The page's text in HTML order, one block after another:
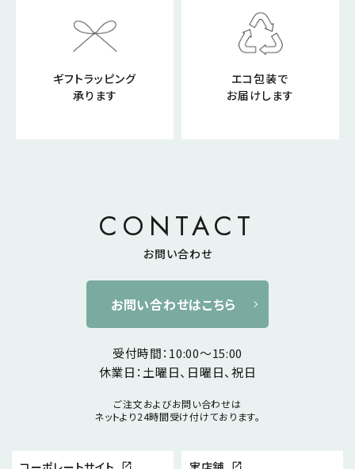
ギフトラッピング
承ります
エコ包装で
お届けします
CONTACT
お問い合わせ
お問い合わせはこちら
受付時間：10:00～15:00
休業日：土曜日、日曜日、祝日
ご注文およびお問い合わせは
ネットより24時間受け付けております。
open_in_new open_in_new